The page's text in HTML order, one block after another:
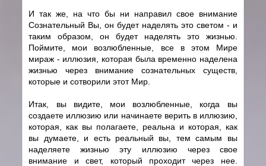
И так же, на что бы ни направил свое внимание
Сознательный Вы, он будет наделять это светом - и
таким образом, он будет наделять это жизнью.
Поймите, мои возлюбленные, все в этом Мире
мираж - иллюзия, которая была временно наделена
жизнью через внимание сознательных существ,
которые и сотворили этот Мир.
Итак, вы видите, мои возлюбленные, когда вы
создаете иллюзию или начинаете верить в иллюзию,
которая, как вы полагаете, реальна и которая, как
вы думаете, и есть реальный вы, тем самым вы
наделяете жизнью эту иллюзию через свое
внимание и свет, который проходит через нее.